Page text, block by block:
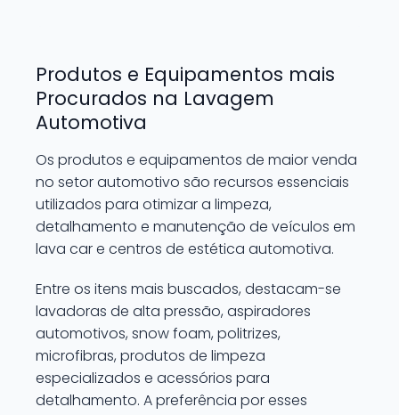
Produtos e Equipamentos mais
Procurados na Lavagem
Automotiva
Os produtos e equipamentos de maior venda
no setor automotivo são recursos essenciais
utilizados para otimizar a limpeza,
detalhamento e manutenção de veículos em
lava car e centros de estética automotiva.
Entre os itens mais buscados, destacam-se
lavadoras de alta pressão, aspiradores
automotivos, snow foam, politrizes,
microfibras, produtos de limpeza
especializados e acessórios para
detalhamento. A preferência por esses